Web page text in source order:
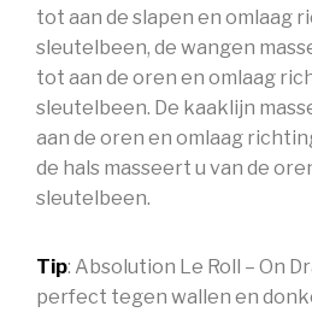
tot aan de slapen en omlaag
sleutelbeen, de wangen
tot aan de oren en omlaag
sleutelbeen. De kaaklijn
aan de oren en omlaag
de hals masseert u van de
sleutelbeen.
Tip: Absolution Le Roll – On
perfect tegen wallen en